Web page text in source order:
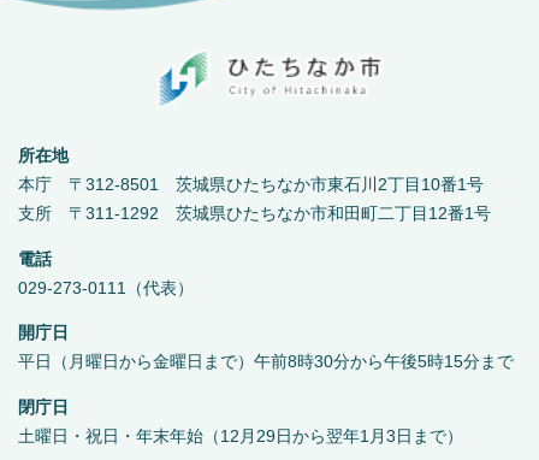
所在地
本庁 〒312-8501 茨城県ひたちなか市東石川2丁目10番1号
支所 〒311-1292 茨城県ひたちなか市和田町二丁目12番1号
電話
029-273-0111（代表）
開庁日
平日（月曜日から金曜日まで）午前8時30分から午後5時15分まで
閉庁日
土曜日・祝日・年末年始（12月29日から翌年1月3日まで）